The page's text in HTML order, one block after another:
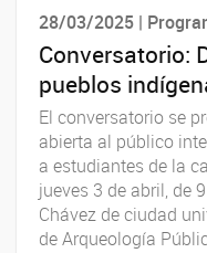
28/03/2025 |
Conversatorio:
pueblos
El conversatorio se
abierta al público
a estudiantes de la
jueves 3 de abril, de
Chávez de ciudad
de Arqueología